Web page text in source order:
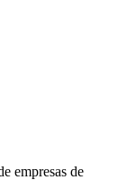
empresas de